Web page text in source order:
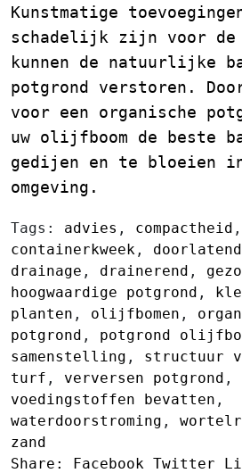
Kunstmatige
schadelijk zijn voor de
kunnen de natuurlijke
potgrond verstoren.
voor een organische
uw olijfboom de beste
gedijen en te bloeien
omgeving.
Tags: advies , compactheid ,
containerkweek ,
drainage , drainerend ,
hoogwaardige potgrond ,
planten , olijfbomen ,
potgrond , potgrond
samenstelling , structuur
turf , verversen potgrond ,
voedingstoffen bevatten ,
waterdoorstroming ,
zand
Share:
Facebook Twitter